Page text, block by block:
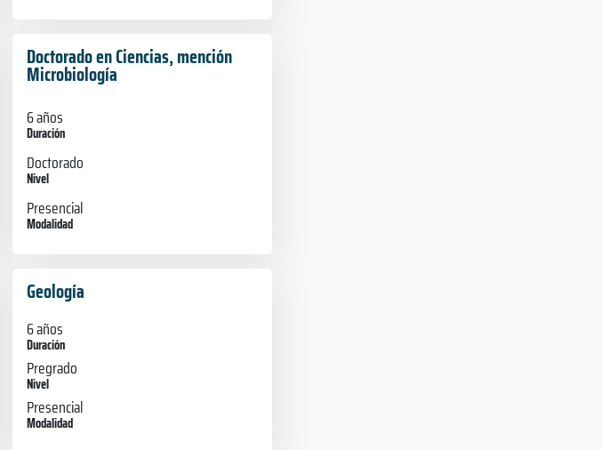
Doctorado en Ciencias, mención
Microbiología
6 años
Duración
Doctorado
Nivel
Presencial
Modalidad
Geología
6 años
Duración
Pregrado
Nivel
Presencial
Modalidad